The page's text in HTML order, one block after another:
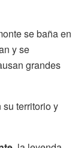
se baña en
y se
grandes
territorio y